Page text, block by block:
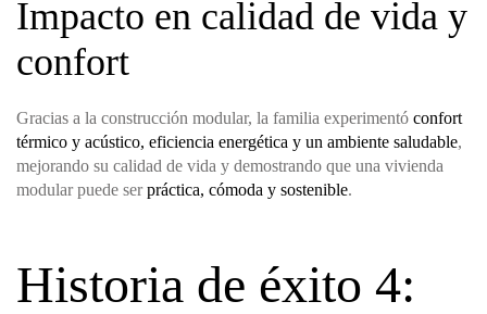
Impacto en calidad de vida y
confort
Gracias a la construcción modular, la familia experimentó confort
térmico y acústico, eficiencia energética y un ambiente saludable,
mejorando su calidad de vida y demostrando que una vivienda
modular puede serpráctica, cómoda y sostenible.
Historia de éxito 4: